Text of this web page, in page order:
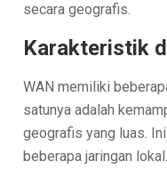
secara geografis.
Karakteristik
WAN memiliki
satunya adalah
geografis yang luas.
beberapa jaringan lokal.